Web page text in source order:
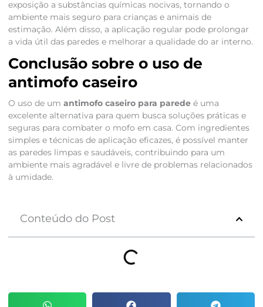
exposição a substâncias químicas nocivas, tornando o
ambiente mais seguro para crianças e animais de
estimação. Além disso, a aplicação regular pode prolongar
a vida útil das paredes e melhorar a qualidade do ar interno.
Conclusão sobre o uso de
antimofo caseiro
O uso de um antimofo caseiro para paredeé uma
excelente alternativa para quem busca soluções práticas e
seguras para combater o mofo em casa. Com ingredientes
simples e técnicas de aplicação eficazes, é possível manter
as paredes limpas e saudáveis, contribuindo para um
ambiente mais agradável e livre de problemas relacionados
à umidade.
Conteúdo do Post